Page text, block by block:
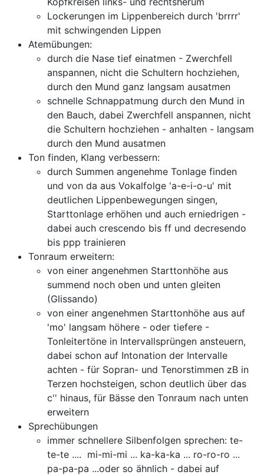
Lockerungen im Lippenbereich durch 'brrrr'
mit schwingenden Lippen
Atemübungen:
durch die Nase tief einatmen - Zwerchfell
anspannen, nicht die Schultern hochziehen,
durch den Mund ganz langsam ausatmen
schnelle Schnappatmung durch den Mund in
den Bauch, dabei Zwerchfell anspannen, nicht
die Schultern hochziehen - anhalten - langsam
durch den Mund ausatmen
Ton finden, Klang verbessern:
durch Summen angenehme Tonlage finden
und von da aus Vokalfolge 'a-e-i-o-u' mit
deutlichen Lippenbewegungen singen,
Starttonlage erhöhen und auch erniedrigen -
dabei auch crescendo bis ff und decresendo
bis ppp trainieren
Tonraum erweitern:
von einer angenehmen Starttonhöhe aus
summend noch oben und unten gleiten
(Glissando)
von einer angenehmen Starttonhöhe aus auf
'mo' langsam höhere - oder tiefere -
Tonleitertöne in Intervallsprüngen ansteuern,
dabei schon auf Intonation der Intervalle
achten - für Sopran- und Tenorstimmen zB in
Terzen hochsteigen, schon deutlich über das
c'' hinaus, für Bässe den Tonraum nach unten
erweitern
Sprechübungen
immer schnellere Silbenfolgen sprechen: te-
te-te .... mi-mi-mi ... ka-ka-ka ... ro-ro-ro ...
pa-pa-pa ...oder so ähnlich - dabei auf